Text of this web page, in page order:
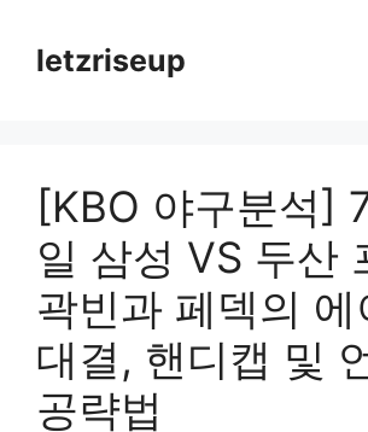
letzriseup
[KBO 야구분석]
일 삼성 VS 두산
곽빈과 페덱의
대결, 핸디캡 및
공략법